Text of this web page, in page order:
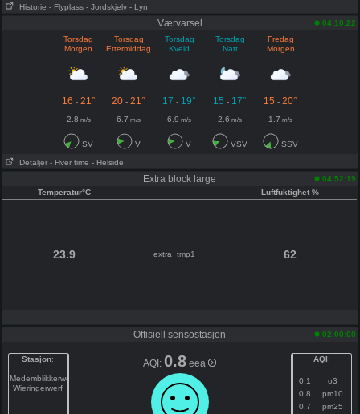
Historie - Flyplass - Jordskjelv - Lyn
Værvarsel
04:10:22
Torsdag
Morgen
Torsdag
Ettermiddag
Torsdag
Kveld
Torsdag
Natt
Fredag
Morgen
16 - 21° 20 -21° 17 - 19° 15 - 17° 15 -20°
2.8 m/s 6.7 m/s 6.9 m/s 2.6 m/s 1.7 m/s
SV V V VSV SSV
Detaljer - Hver time - Helside
Extra block large
04:52:19
Temperatur°C
Luftfuktighet %
23.9 extra_tmp1 62
Offisiell sensostasjon 02:00:00
Stasjon:
Medemblikkerweg
Wieringerwerf
AQI:0.8 eea AQI:
0.1
o3
0.8
pm10
0.7
pm25